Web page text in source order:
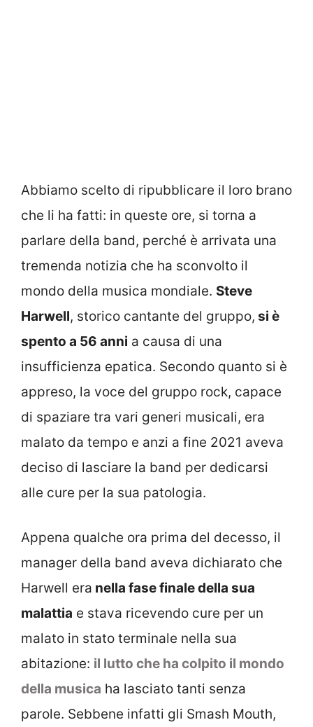
Abbiamo scelto di ripubblicare il loro brano
che li ha fatti: in queste ore, si torna a
parlare della band, perché è arrivata una
tremenda notizia che ha sconvolto il
mondo della musica mondiale. Steve
Harwell, storico cantante del gruppo, si è
spento a 56 anni a causa di una
insufficienza epatica. Secondo quanto si è
appreso, la voce del gruppo rock, capace
di spaziare tra vari generi musicali, era
malato da tempo e anzi a fine 2021 aveva
deciso di lasciare la band per dedicarsi
alle cure per la sua patologia.
Appena qualche ora prima del decesso, il
manager della band aveva dichiarato che
Harwell era nella fase finale della sua
malattia e stava ricevendo cure per un
malato in stato terminale nella sua
abitazione: il lutto che ha colpito il mondo
della musica ha lasciato tanti senza
parole. Sebbene infatti gli Smash Mouth,